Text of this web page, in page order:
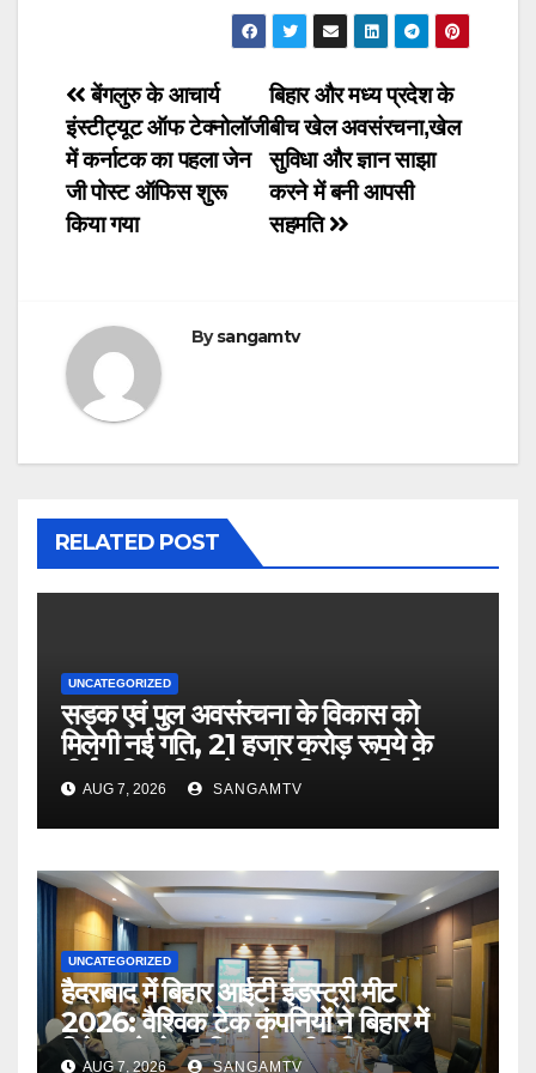
Post
navigation
बिहार और मध्य प्रदेश के
बीच खेल अवसंरचना,खेल
सुविधा और ज्ञान साझा
करने में बनी आपसी
सहमति
बेंगलुरु के आचार्य
इंस्टीट्यूट ऑफ टेक्नोलॉजी
में कर्नाटक का पहला जेन
जी पोस्ट ऑफिस शुरू
किया गया
Bysangamtv
RELATED POST
UNCATEGORIZED
सड़क एवं पुल अवसंरचना के विकास को
मिलेगी नई गति, 21 हजार करोड़ रूपये के
दीर्घकालिक वित्त पोषण के लिए पथ निर्माण
विभाग और नाबार्ड के बीच समझौता :
मुख्यमंत्री
AUG 7, 2026 SANGAMTV
UNCATEGORIZED
हैदराबाद में बिहार आईटी इंडस्ट्री मीट
2026: वैश्विक टेक कंपनियों ने बिहार में
निवेश को लेकर दिखाई गहरी रुचि
AUG 7, 2026 SANGAMTV